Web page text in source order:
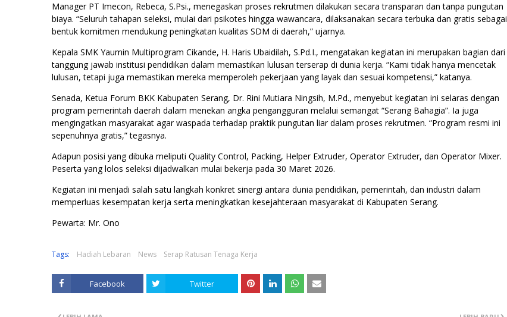
Manager PT Imecon, Rebeca, S.Psi., menegaskan proses rekrutmen dilakukan secara transparan dan tanpa pungutan
biaya. “Seluruh tahapan seleksi, mulai dari psikotes hingga wawancara, dilaksanakan secara terbuka dan gratis sebagai
bentuk komitmen mendukung peningkatan kualitas SDM di daerah,” ujarnya.
Kepala SMK Yaumin Multiprogram Cikande, H. Haris Ubaidilah, S.Pd.I., mengatakan kegiatan ini merupakan bagian dari
tanggung jawab institusi pendidikan dalam memastikan lulusan terserap di dunia kerja. “Kami tidak hanya mencetak
lulusan, tetapi juga memastikan mereka memperoleh pekerjaan yang layak dan sesuai kompetensi,” katanya.
Senada, Ketua Forum BKK Kabupaten Serang, Dr. Rini Mutiara Ningsih, M.Pd., menyebut kegiatan ini selaras dengan
program pemerintah daerah dalam menekan angka pengangguran melalui semangat “Serang Bahagia”. Ia juga
mengingatkan masyarakat agar waspada terhadap praktik pungutan liar dalam proses rekrutmen. “Program resmi ini
sepenuhnya gratis,” tegasnya.
Adapun posisi yang dibuka meliputi Quality Control, Packing, Helper Extruder, Operator Extruder, dan Operator Mixer.
Peserta yang lolos seleksi dijadwalkan mulai bekerja pada 30 Maret 2026.
Kegiatan ini menjadi salah satu langkah konkret sinergi antara dunia pendidikan, pemerintah, dan industri dalam
memperluas kesempatan kerja serta meningkatkan kesejahteraan masyarakat di Kabupaten Serang.
Pewarta: Mr. Ono
Tags: Hadiah Lebaran News Serap Ratusan Tenaga Kerja
Facebook Twitter